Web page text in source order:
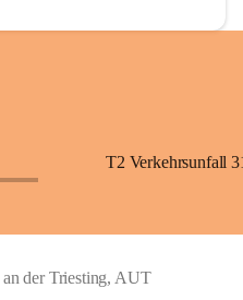
T2 Verkehrsunfall
der Triesting, AUT